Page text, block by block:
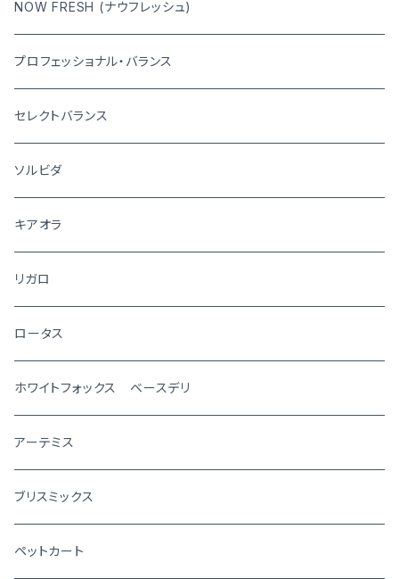
NOW FRESH (ナウフレッシュ)
プロフェッショナル・バランス
セレクトバランス
ソルビダ
キアオラ
リガロ
ロータス
ホワイトフォックス ベースデリ
アーテミス
ブリスミックス
ペットカート